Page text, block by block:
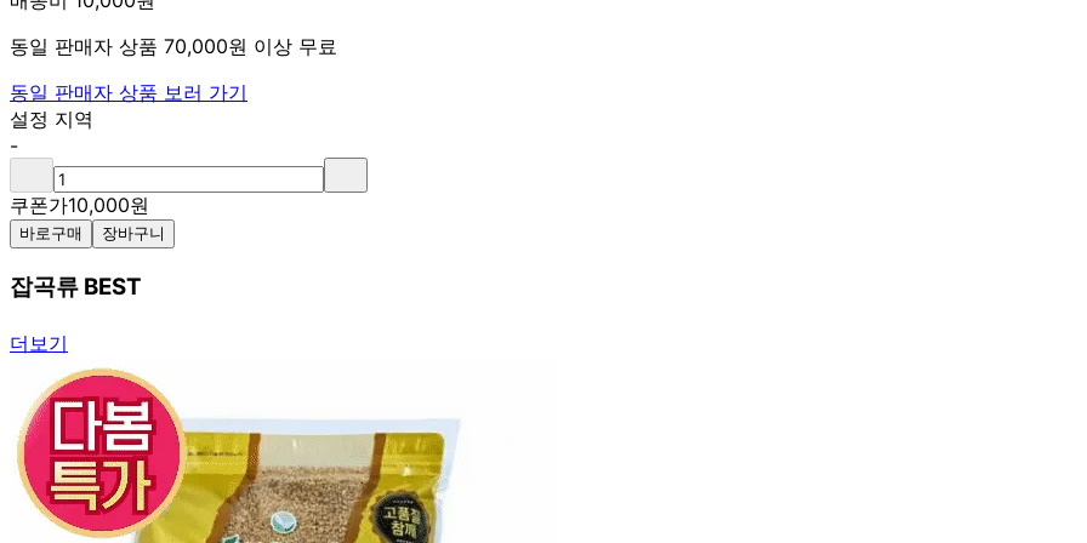
동일 판매자 상품 70,000원 이상 무료
동일 판매자 상품 보러 가기
설정 지역
-
쿠폰가10,000원
바로구매 장바구니
잡곡류 BEST
더보기